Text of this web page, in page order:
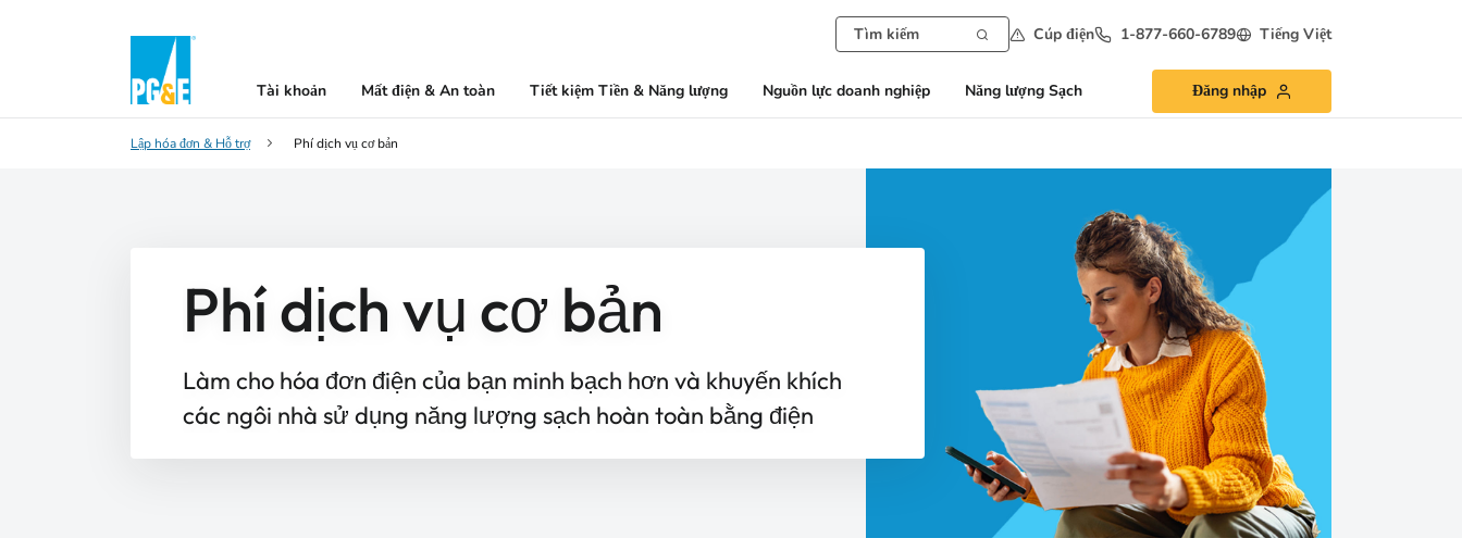
Cúp điện 1-877-660-6789 Tiếng Việt
Tài khoản Mất điện & An toàn Tiết kiệm Tiền & Năng lượng Nguồn lực doanh nghiệp Năng lượng Sạch Đăng nhập
Lập hóa đơn & Hỗ trợ Phí dịch vụ cơ bản
Phí dịch vụ cơ bản
Làm cho hóa đơn điện của bạn minh bạch hơn và khuyến khích
các ngôi nhà sử dụng năng lượng sạch hoàn toàn bằng điện